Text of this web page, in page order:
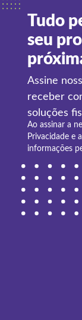
Tudo
seu
Assine
receber
soluções
Ao assinar a
Privacidade e
informações